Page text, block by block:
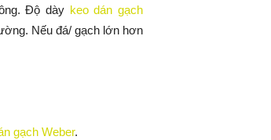
Độ dày keo dán gạch
Nếu đá/ gạch lớn hơn
gạch Weber.